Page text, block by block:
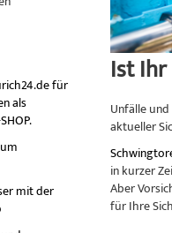
Ist
Unfälle
aktueller
in kurzer
Aber
für Ihre
für
als
mit der